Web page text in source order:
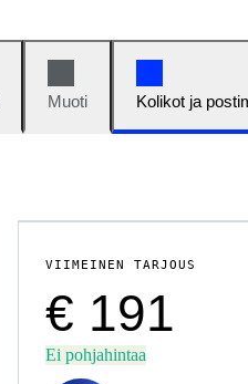
Muoti Kolikot ja
VIIMEINEN TARJOUS
€ 191
Ei pohjahintaa